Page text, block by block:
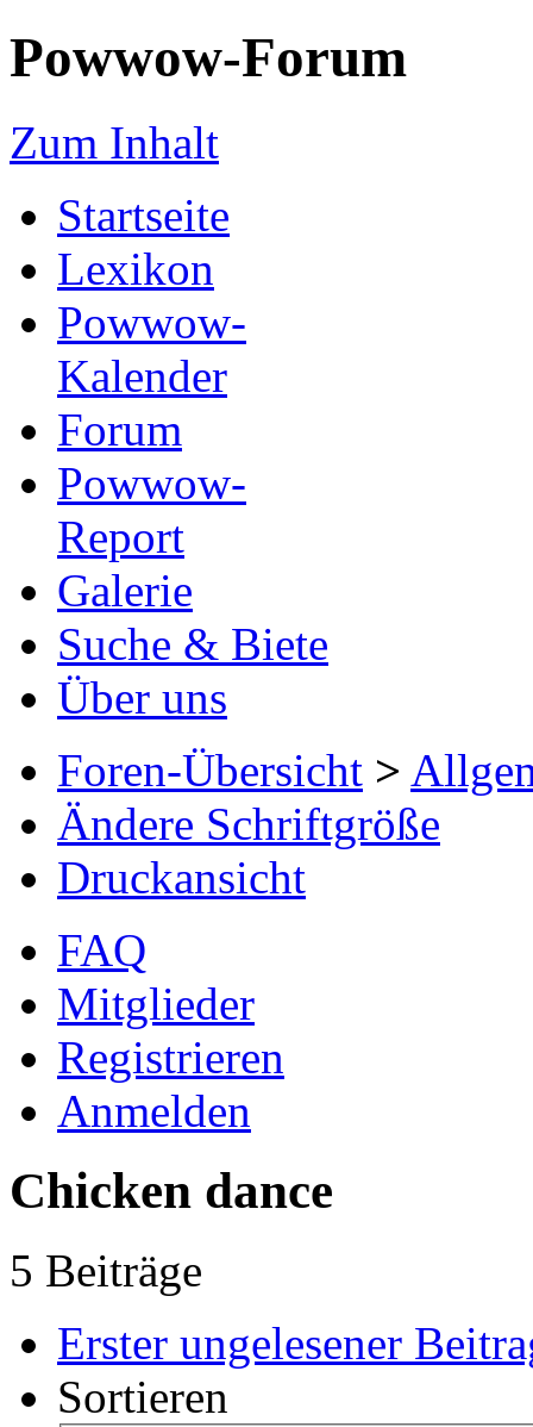
Powwow-Forum
Zum Inhalt
Startseite
Lexikon
Powwow-
Kalender
Forum
Powwow-
Report
Galerie
Suche & Biete
Über uns
Foren-Übersicht >
Ändere Schriftgröße
Druckansicht
FAQ
Mitglieder
Registrieren
Anmelden
Chicken dance
5 Beiträge
Erster ungelesener
Sortieren